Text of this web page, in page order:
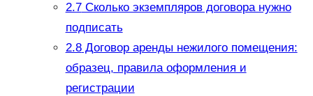
2.7Сколько экземпляров договора нужно
подписать
2.8Договор аренды нежилого помещения:
образец, правила оформления и
регистрации